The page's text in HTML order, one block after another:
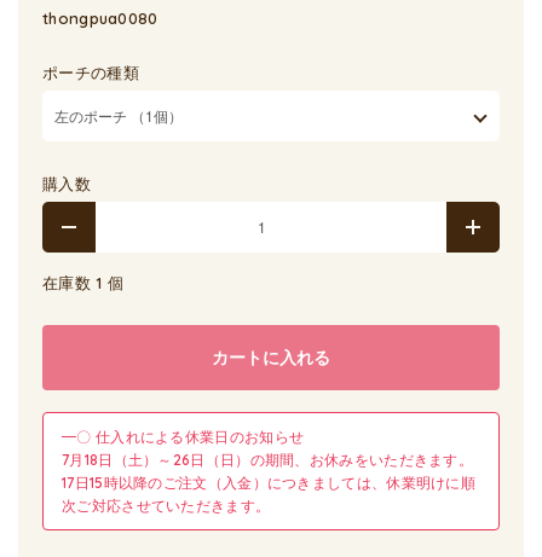
thongpua0080
ポーチの種類
購入数
在庫数 1 個
カートに入れる
━〇 仕入れによる休業日のお知らせ
7月18日（土）～26日（日）の期間、お休みをいただきます。
17日15時以降のご注文（入金）につきましては、休業明けに順
次ご対応させていただきます。